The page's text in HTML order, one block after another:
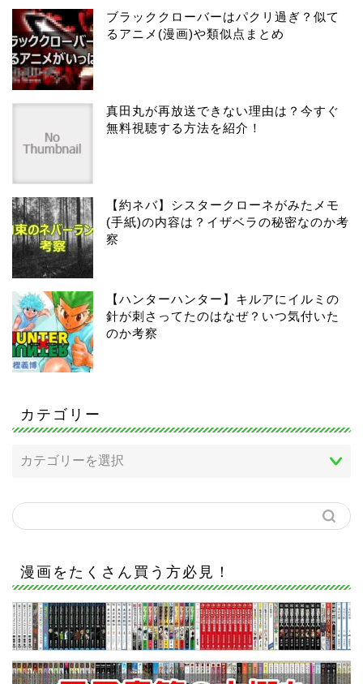
ブラッククローバーはパクリ過ぎ？似て
るアニメ(漫画)や類似点まとめ
真田丸が再放送できない理由は？今すぐ
無料視聴する方法を紹介！
【約ネバ】シスタークローネがみたメモ
(手紙)の内容は？イザベラの秘密なのか考
察
【ハンターハンター】キルアにイルミの
針が刺さってたのはなぜ？いつ気付いた
のか考察
カテゴリー
漫画をたくさん買う方必見！